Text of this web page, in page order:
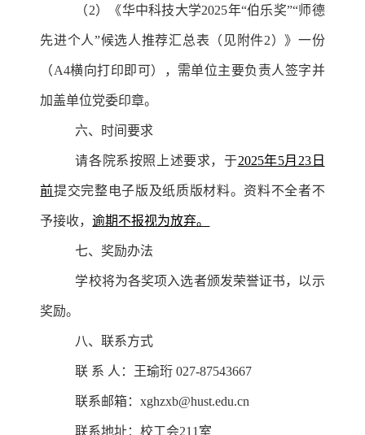
（2）《华中科技大学2025年“伯乐奖”“师德
先进个人”候选人推荐汇总表（见附件2）》一份
（A4横向打印即可），需单位主要负责人签字并
加盖单位党委印章。
六、时间要求
请各院系按照上述要求，于2025年5月23日
前提交完整电子版及纸质版材料。资料不全者不
予接收，逾期不报视为放弃。
七、奖励办法
学校将为各奖项入选者颁发荣誉证书，以示
奖励。
八、联系方式
联 系 人：王瑜珩 027-87543667
联系邮箱：xghzxb@hust.edu.cn
联系地址：校工会211室